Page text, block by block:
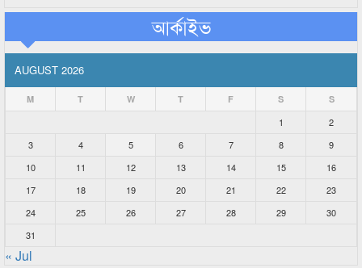
আর্কাইভ
AUGUST 2026
M T W T F S S
1
2
3
4 5 6 7 8
9
10
11 12 13 14 15
16
17
18 19 20 21 22
23
24
25 26 27 28 29
30
31
« Jul